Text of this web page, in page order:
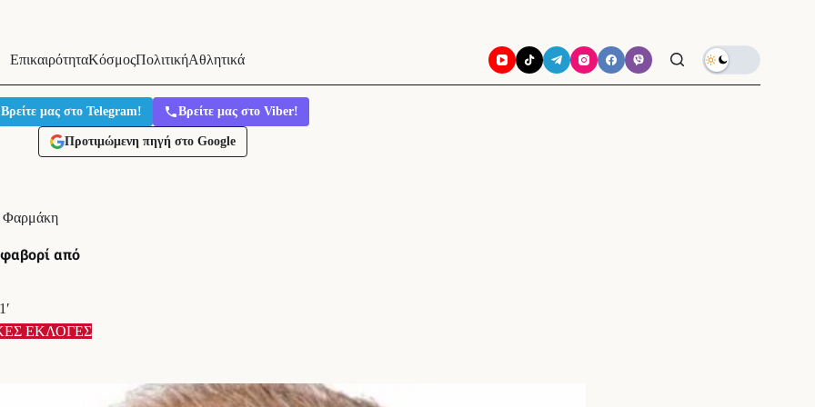
ΕπικαιρότηταΚόσμοςΠολιτικήΑθλητικά
Βρείτε μας στο Telegram! Βρείτε μας στο Viber!
Προτιμώμενη πηγή στο Google
Φαρμάκη
από
1′
ΕΚΛΟΓΕΣ